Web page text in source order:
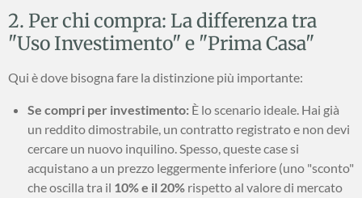
2. Per chi compra: La differenza tra
"Uso Investimento" e "Prima Casa"
Qui è dove bisogna fare la distinzione più importante:
Se compri per investimento: È lo scenario ideale. Hai già
un reddito dimostrabile, un contratto registrato e non devi
cercare un nuovo inquilino. Spesso, queste case si
acquistano a un prezzo leggermente inferiore (uno "sconto"
che oscilla tra il 10% e il 20% rispetto al valore di mercato